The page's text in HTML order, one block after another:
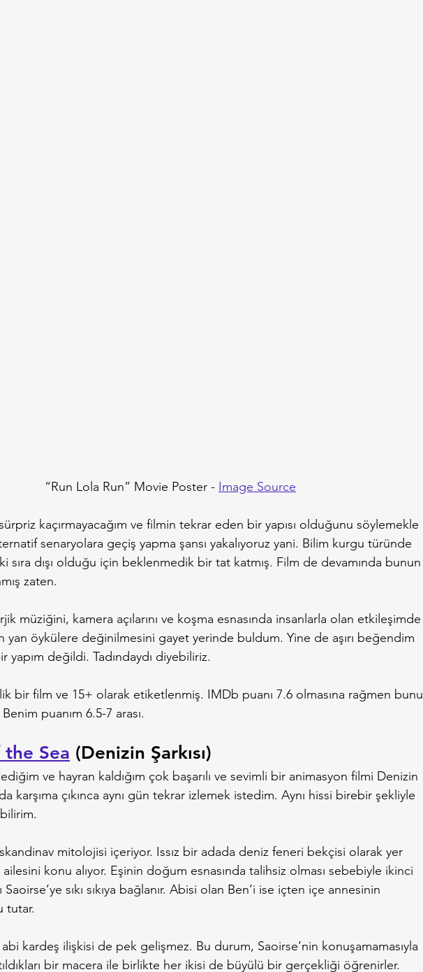
“Run Lola Run” Movie Poster - Image Source
kaçırmayacağım ve filmin tekrar eden bir yapısı olduğunu söylemekle
senaryolara geçiş yapma şansı yakalıyoruz yani. Bilim kurgu türünde
sıra dışı olduğu için beklenmedik bir tat katmış. Film de devamında bunun
zaten.
müziğini, kamera açılarını ve koşma esnasında insanlarla olan etkileşimde
yan öykülere değinilmesini gayet yerinde buldum. Yine de aşırı beğendim
yapım değildi. Tadındaydı diyebiliriz.
bir film ve 15+ olarak etiketlenmiş. IMDb puanı 7.6 olmasına rağmen bunu
puanım 6.5-7 arası.
Sea (Denizin Şarkısı)
ve hayran kaldığım çok başarılı ve sevimli bir animasyon filmi Denizin
karşıma çıkınca aynı gün tekrar izlemek istedim. Aynı hissi birebir şekliyle
mitolojisi içeriyor. Issız bir adada deniz feneri bekçisi olarak yer
konu alıyor. Eşinin doğum esnasında talihsiz olması sebebiyle ikinci
Saoirse’ye sıkı sıkıya bağlanır. Abisi olan Ben’i ise içten içe annesinin
tutar.
kardeş ilişkisi de pek gelişmez. Bu durum, Saoirse’nin konuşamamasıyla
bir macera ile birlikte her ikisi de büyülü bir gerçekliği öğrenirler.